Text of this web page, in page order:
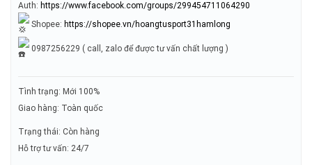
Auth: https://www.facebook.com/groups/299454711064290
Shopee: https://shopee.vn/hoangtusport31hamlong
0987256229 ( call, zalo để được tư vấn chất lượng )
Tình trạng: Mới 100%
Giao hàng: Toàn quốc
Trạng thái: Còn hàng
Hỗ trợ tư vấn: 24/7